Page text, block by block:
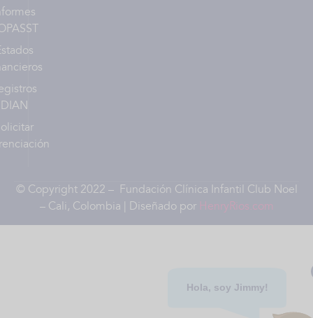
Hola, soy Jimmy!
DIAN
© Copyright 2022 – Fundación Clínica Infantil Club Noel
– Cali, Colombia | Diseñado por HenryRios.com